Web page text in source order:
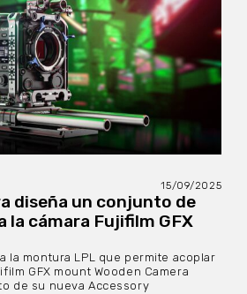
15/09/2025
diseña un conjunto de
la cámara Fujifilm GFX
la montura LPL que permite acoplar
GFX mount Wooden Camera
de su nueva Accessory